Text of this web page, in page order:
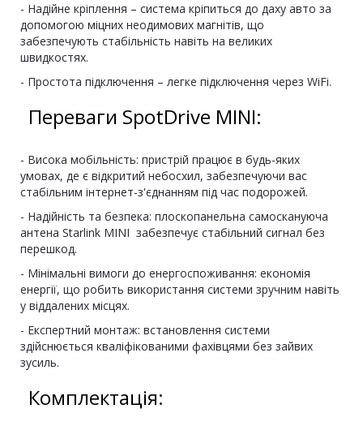
- Надійне кріплення – система кріпиться до даху авто за
допомогою міцних неодимових магнітів, що
забезпечують стабільність навіть на великих
швидкостях.
- Простота підключення – легке підключення через WiFi.
Переваги SpotDrive MINI:
- Висока мобільність: пристрій працює в будь-яких
умовах, де є відкритий небосхил, забезпечуючи вас
стабільним інтернет-з'єднанням під час подорожей.
- Надійність та безпека: плоскопанельна самоскануюча
антена Starlink MINI забезпечує стабільний сигнал без
перешкод.
- Мінімальні вимоги до енергоспоживання: економія
енергії, що робить використання системи зручним навіть
у віддалених місцях.
- Експертний монтаж: встановлення системи
здійснюється кваліфікованими фахівцями без зайвих
зусиль.
Комплектація: